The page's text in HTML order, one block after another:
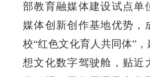
部教育融媒体建设试点单
媒体创新创作基地优势，
校“红色文化育人共同体”
想文化数字驾驶舱，贴近